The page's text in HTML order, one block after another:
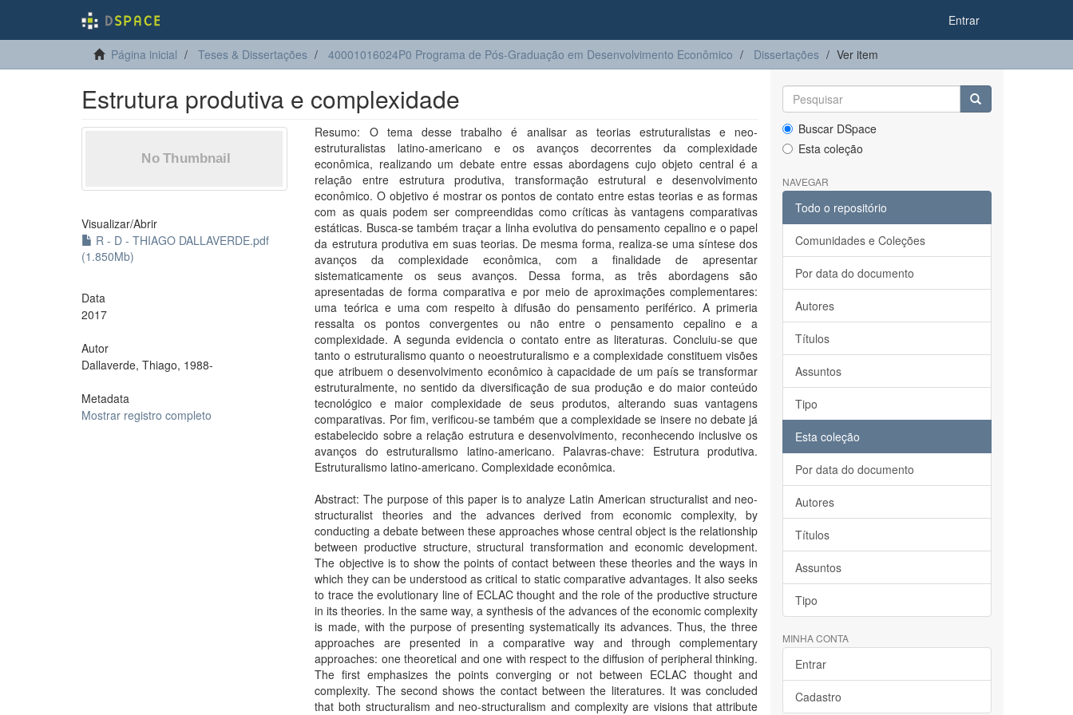
Entrar
Página inicial Teses & Dissertações 40001016024P0 Programa de Pós-Graduação em Desenvolvimento Econômico Dissertações Ver item
Estrutura produtiva e complexidade
Visualizar/Abrir
R - D - THIAGO DALLAVERDE.pdf
(1.850Mb)
Data
2017
Autor
Dallaverde, Thiago, 1988-
Metadata
Mostrar registro completo
Resumo: O tema desse trabalho é analisar as teorias estruturalistas e neo-
estruturalistas latino-americano e os avanços decorrentes da complexidade
econômica, realizando um debate entre essas abordagens cujo objeto central é a
relação entre estrutura produtiva, transformação estrutural e desenvolvimento
econômico. O objetivo é mostrar os pontos de contato entre estas teorias e as formas
com as quais podem ser compreendidas como críticas às vantagens comparativas
estáticas. Busca-se também traçar a linha evolutiva do pensamento cepalino e o papel
da estrutura produtiva em suas teorias. De mesma forma, realiza-se uma síntese dos
avanços da complexidade econômica, com a finalidade de apresentar
sistematicamente os seus avanços. Dessa forma, as três abordagens são
apresentadas de forma comparativa e por meio de aproximações complementares:
uma teórica e uma com respeito à difusão do pensamento periférico. A primeria
ressalta os pontos convergentes ou não entre o pensamento cepalino e a
complexidade. A segunda evidencia o contato entre as literaturas. Concluiu-se que
tanto o estruturalismo quanto o neoestruturalismo e a complexidade constituem visões
que atribuem o desenvolvimento econômico à capacidade de um país se transformar
estruturalmente, no sentido da diversificação de sua produção e do maior conteúdo
tecnológico e maior complexidade de seus produtos, alterando suas vantagens
comparativas. Por fim, verificou-se também que a complexidade se insere no debate já
estabelecido sobre a relação estrutura e desenvolvimento, reconhecendo inclusive os
avanços do estruturalismo latino-americano. Palavras-chave: Estrutura produtiva.
Estruturalismo latino-americano. Complexidade econômica.
Abstract: The purpose of this paper is to analyze Latin American structuralist and neo-
structuralist theories and the advances derived from economic complexity, by
conducting a debate between these approaches whose central object is the relationship
between productive structure, structural transformation and economic development.
The objective is to show the points of contact between these theories and the ways in
which they can be understood as critical to static comparative advantages. It also seeks
to trace the evolutionary line of ECLAC thought and the role of the productive structure
in its theories. In the same way, a synthesis of the advances of the economic complexity
is made, with the purpose of presenting systematically its advances. Thus, the three
approaches are presented in a comparative way and through complementary
approaches: one theoretical and one with respect to the diffusion of peripheral thinking.
The first emphasizes the points converging or not between ECLAC thought and
complexity. The second shows the contact between the literatures. It was concluded
that both structuralism and neo-structuralism and complexity are visions that attribute
Buscar DSpace
Esta coleção
NAVEGAR
Todo o repositório
Comunidades e Coleções
Por data do documento
Autores
Títulos
Assuntos
Tipo
Esta coleção
Por data do documento
Autores
Títulos
Assuntos
Tipo
MINHA CONTA
Entrar
Cadastro